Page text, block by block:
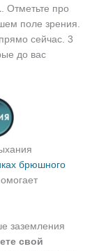
. Отметьте про
поле зрения.
сейчас. 3
до вас
брюшного
заземления
свой